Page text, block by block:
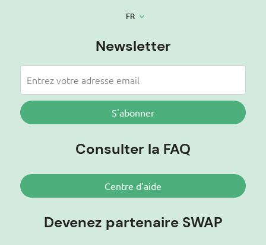
FR keyboard_arrow_down
Newsletter
S'abonner
Consulter la FAQ
Centre d’aide
Devenez partenaire SWAP